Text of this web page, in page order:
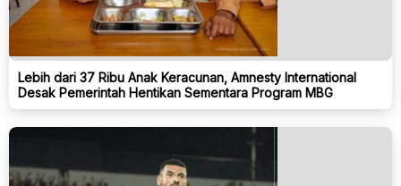
Lebih dari 37 Ribu Anak Keracunan, Amnesty International
Desak Pemerintah Hentikan Sementara Program MBG